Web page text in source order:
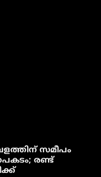
സമീപം
രണ്ട്